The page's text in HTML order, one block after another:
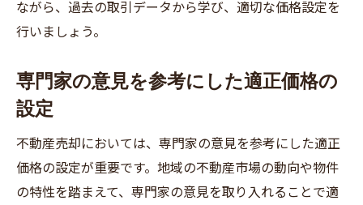
ながら、過去の取引データから学び、適切な価格設定を
行いましょう。
専門家の意見を参考にした適正価格の
設定
不動産売却においては、専門家の意見を参考にした適正
価格の設定が重要です。地域の不動産市場の動向や物件
の特性を踏まえて、専門家の意見を取り入れることで適